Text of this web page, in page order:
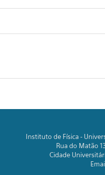
Instituto de Física -
Rua do Matão
Cidade